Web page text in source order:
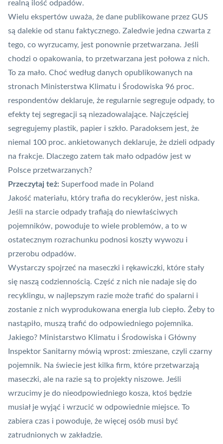
realną ilość odpadów.
Wielu ekspertów uważa, że dane publikowane przez GUS
są dalekie od stanu faktycznego. Zaledwie jedna czwarta z
tego, co wyrzucamy, jest ponownie przetwarzana. Jeśli
chodzi o opakowania, to przetwarzana jest połowa z nich.
To za mało. Choć według danych opublikowanych na
stronach Ministerstwa Klimatu i Środowiska 96 proc.
respondentów deklaruje, że regularnie segreguje odpady, to
efekty tej segregacji są niezadowalające. Najczęściej
segregujemy plastik, papier i szkło. Paradoksem jest, że
niemal 100 proc. ankietowanych deklaruje, że dzieli odpady
na frakcje. Dlaczego zatem tak mało odpadów jest w
Polsce przetwarzanych?
Przeczytaj też: Superfood made in Poland
Jakość materiału, który trafia do recyklerów, jest niska.
Jeśli na starcie odpady trafiają do niewłaściwych
pojemników, powoduje to wiele problemów, a to w
ostatecznym rozrachunku podnosi koszty wywozu i
przerobu odpadów.
Wystarczy spojrzeć na maseczki i rękawiczki, które stały
się naszą codziennością. Część z nich nie nadaje się do
recyklingu, w najlepszym razie może trafić do spalarni i
zostanie z nich wyprodukowana energia lub ciepło. Żeby to
nastąpiło, muszą trafić do odpowiedniego pojemnika.
Jakiego? Ministarstwo Klimatu i Środowiska i Główny
Inspektor Sanitarny mówią wprost: zmieszane, czyli czarny
pojemnik. Na świecie jest kilka firm, które przetwarzają
maseczki, ale na razie są to projekty niszowe. Jeśli
wrzucimy je do nieodpowiedniego kosza, ktoś będzie
musiał je wyjąć i wrzucić w odpowiednie miejsce. To
zabiera czas i powoduje, że więcej osób musi być
zatrudnionych w zakładzie.